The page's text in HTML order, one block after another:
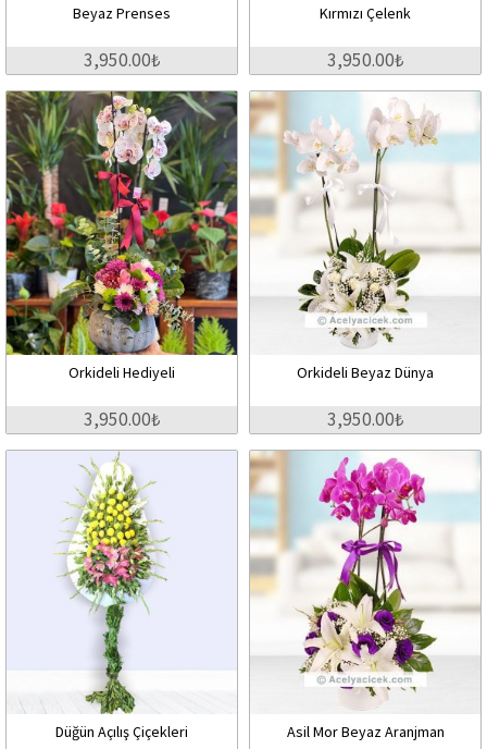
Beyaz Prenses
3,950.00₺
Kırmızı Çelenk
3,950.00₺
Orkideli Hediyeli
3,950.00₺
Orkideli Beyaz Dünya
3,950.00₺
Düğün Açılış Çiçekleri Asil Mor Beyaz Aranjman